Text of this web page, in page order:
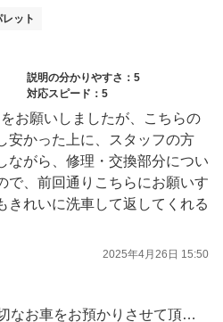
ット
説明の分かりやすさ：5
対応スピード：5
お願いしましたが、こちらの
安かった上に、スタッフの方
ながら、修理・交換部分につい
で、前回通りこちらにお願いす
きれいに洗車して返してくれる
2025年4月26日 15:50
この度は、当社にて大切なお車をお預かりさせて頂き誠に有難うございました。高評価まで頂きありがとうございます。お車がとても綺麗で大事にされているのが、伝わりました！今後もお客様に喜んで頂けるような、接客・技術の向上を目指して参ります。またご相談事等あれば、お気軽にお電話・ご来店くださいませ。